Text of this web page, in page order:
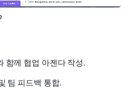
함께 협업 아젠다 작성.
팀 피드백 통합.